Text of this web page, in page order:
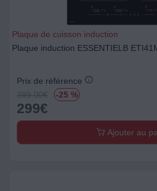
Plaque de cuisson induction
Plaque induction ESSENTIELB
Prix de référence
399.00€ -25 %
299€
Ajouter au